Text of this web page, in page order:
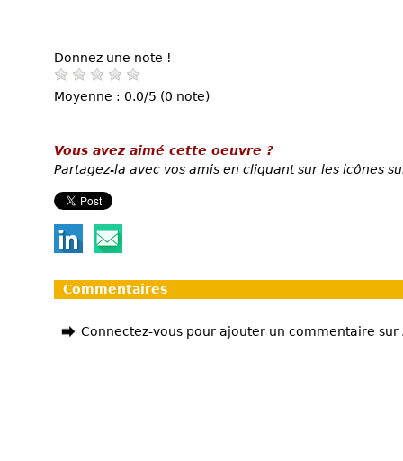
Donnez une note !
Moyenne : 0.0/5 (0 note)
Vous avez aimé cette oeuvre ?
Partagez-la avec vos amis en cliquant sur les icônes
Commentaires
Connectez-vous pour ajouter un commentaire sur